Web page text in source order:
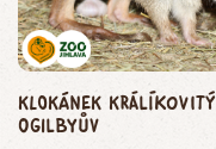
klokánek králíkovitý
Ogilbyův